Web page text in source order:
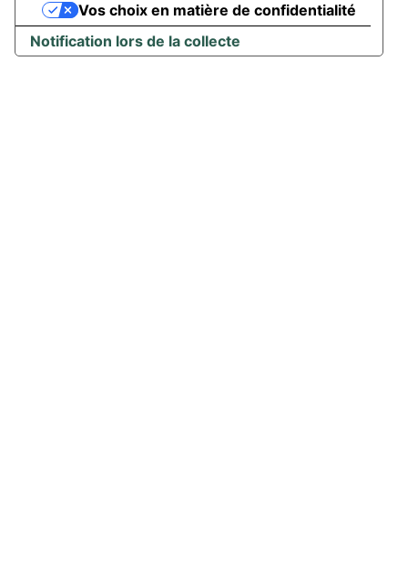
Notification lors de la collecte
Vos choix en matière de confidentialité